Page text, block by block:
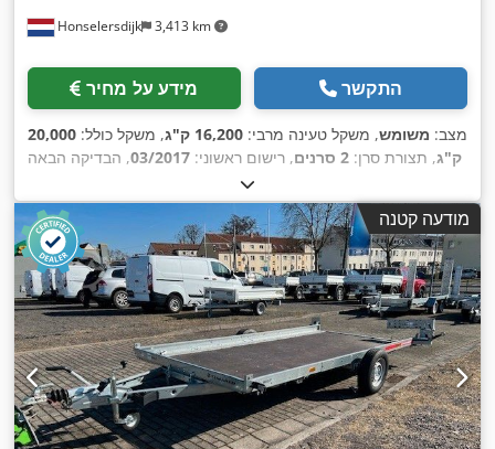
Honselersdijk 3,413 km
מידע על מחיר התקשר
מצב: משומש, משקל טעינה מרבי: 16,200 ק"ג , משקל כולל: 20,000
ק"ג, תצורת סרן: 2 סרנים , רישום ראשוני: 03/2017, הבדיקה הבאה
, גובה כולל:
ייצור:2017 ,
מודעה קטנה